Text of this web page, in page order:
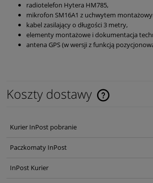
radiotelefon Hytera HM785,
mikrofon SM16A1 z uchwytem
kabel zasilający o długości 3 metry,
elementy montażowe i dokumentacja
antena GPS (w wersji z funkcją
Koszty dostawy
Cena nie zawiera ewentualnych kosztów
Kurier InPost pobranie
Paczkomaty InPost
InPost Kurier